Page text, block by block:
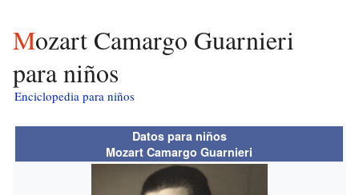
Mozart Camargo Guarnieri
para niños
Enciclopedia para niños
Datos para niños
Mozart Camargo Guarnieri